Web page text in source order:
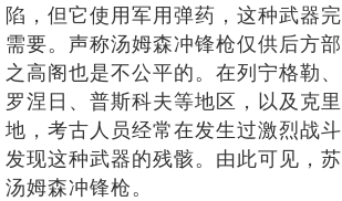
陷，但它使用军用弹药，这种武器
需要。声称汤姆森冲锋枪仅供后方
之高阁也是不公平的。在列宁格勒
罗涅日、普斯科夫等地区，以及克
地，考古人员经常在发生过激烈战斗
发现这种武器的残骸。由此可见，
汤姆森冲锋枪。